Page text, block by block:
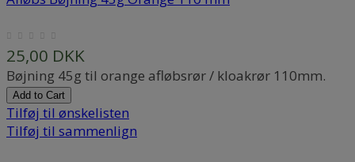
25,00 DKK
Bøjning 45g til orange afløbsrør / kloakrør 110mm.
Add to Cart
Tilføj til ønskelisten
Tilføj til sammenlign